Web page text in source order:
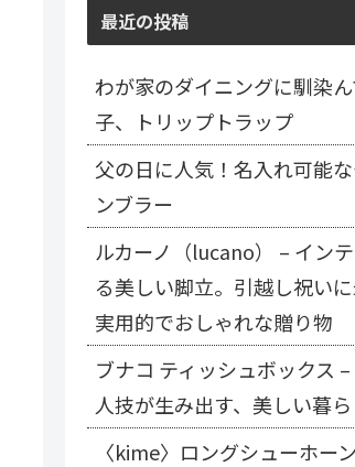
最近の投稿
わが家のダイニングに馴染
子、トリップトラップ
父の日に人気！名入れ可能
ンブラー
ルカーノ（lucano） – イン
る美しい脚立。引越し祝いに
実用的でおしゃれな贈り物
ブナコ ティッシュボックス
人技が生み出す、美しい暮
〈kime〉ロングシューホー